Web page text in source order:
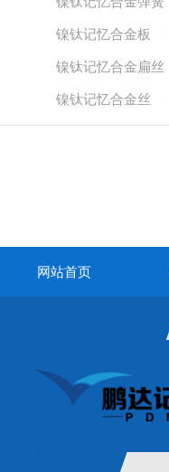
镍钛记忆合金板
镍钛记忆合金扁丝
镍钛记忆合金丝
网站首页